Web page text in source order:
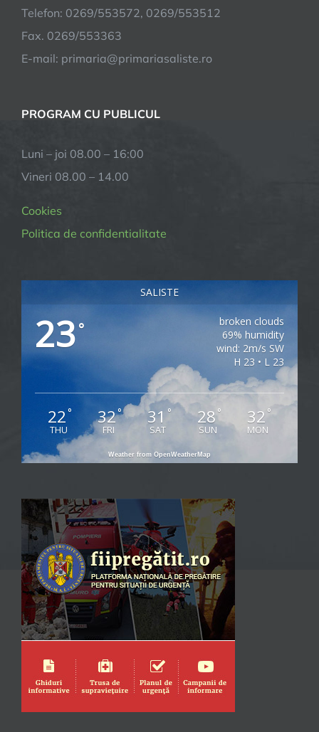
Telefon: 0269/553572, 0269/553512
Fax. 0269/553363
E-mail: primaria@primariasaliste.ro
PROGRAM CU PUBLICUL
Luni – joi 08.00 – 16:00
Vineri 08.00 – 14.00
Cookies
Politica de confidentialitate
SALISTE
23°
broken clouds
69% humidity
wind: 2m/s SW
H 23 • L 23
22°
THU
32°
FRI
31°
SAT
28 °
SUN
32 °
MON
Weather from OpenWeatherMap